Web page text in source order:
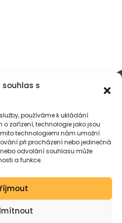
s
používáme k ukládání
zařízení, technologie jako jsou
technologiemi nám umožní
při procházení nebo jedinečná
odvolání souhlasu může
a funkce.
HEJDOVÁ
by wessdesign.